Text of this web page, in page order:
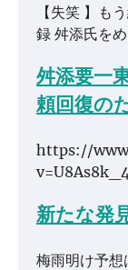
【失笑 】も
録 舛添氏を
舛添要一
頼回復の
https://
新たな発
梅雨明け予